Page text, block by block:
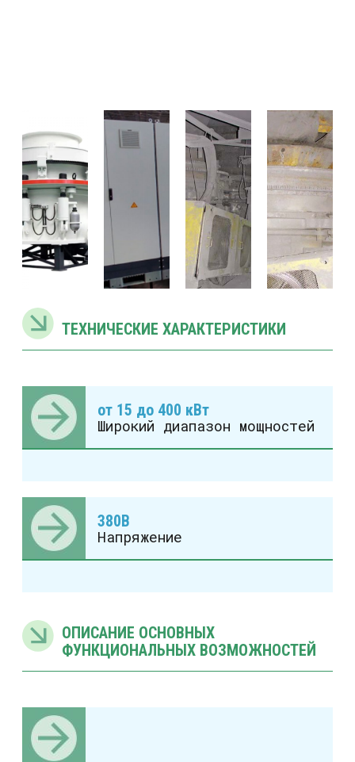
ТЕХНИЧЕСКИЕ ХАРАКТЕРИСТИКИ
от 15 до 400 кВт
Широкий диапазон мощностей
380В
Напряжение
ОПИСАНИЕ ОСНОВНЫХ
ФУНКЦИОНАЛЬНЫХ ВОЗМОЖНОСТЕЙ